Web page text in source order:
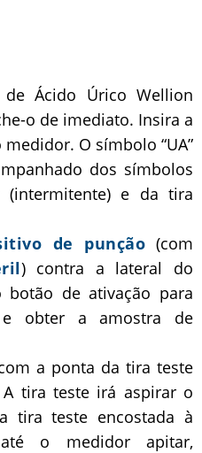
Ácido Úrico Wellion
o de imediato. Insira a
O símbolo “UA”
dos símbolos
(intermitente) e da tira
de punção (com
) contra a lateral do
de ativação para
obter a amostra de
a ponta da tira teste
tira teste irá aspirar o
tira teste encostada à
o medidor apitar,